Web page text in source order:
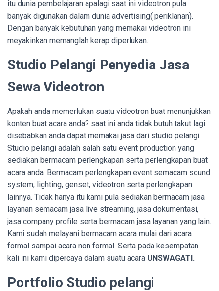
itu dunia pembelajaran apalagi saat ini videotron pula
banyak digunakan dalam dunia advertising( periklanan).
Dengan banyak kebutuhan yang memakai videotron ini
meyakinkan memanglah kerap diperlukan.
Studio Pelangi Penyedia Jasa
Sewa Videotron
Apakah anda memerlukan suatu videotron buat menunjukkan
konten buat acara anda? saat ini anda tidak butuh takut lagi
disebabkan anda dapat memakai jasa dari studio pelangi.
Studio pelangi adalah salah satu event production yang
sediakan bermacam perlengkapan serta perlengkapan buat
acara anda. Bermacam perlengkapan event semacam sound
system, lighting, genset, videotron serta perlengkapan
lainnya. Tidak hanya itu kami pula sediakan bermacam jasa
layanan semacam jasa live streaming, jasa dokumentasi,
jasa company profile serta bermacam jasa layanan yang lain.
Kami sudah melayani bermacam acara mulai dari acara
formal sampai acara non formal. Serta pada kesempatan
kali ini kami dipercaya dalam suatu acara UNSWAGATI.
Portfolio Studio pelangi